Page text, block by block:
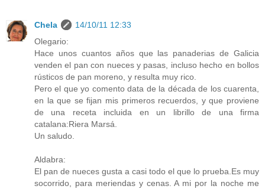
Chela
14/10/11 12:33
Olegario:
Hace unos cuantos años que las panaderias de Galicia
venden el pan con nueces y pasas, incluso hecho en bollos
rústicos de pan moreno, y resulta muy rico.
Pero el que yo comento data de la década de los cuarenta,
en la que se fijan mis primeros recuerdos, y que proviene
de una receta incluida en un librillo de una firma
catalana:Riera Marsá.
Un saludo.
Aldabra:
El pan de nueces gusta a casi todo el que lo prueba.Es muy
socorrido, para meriendas y cenas. A mi por la noche me